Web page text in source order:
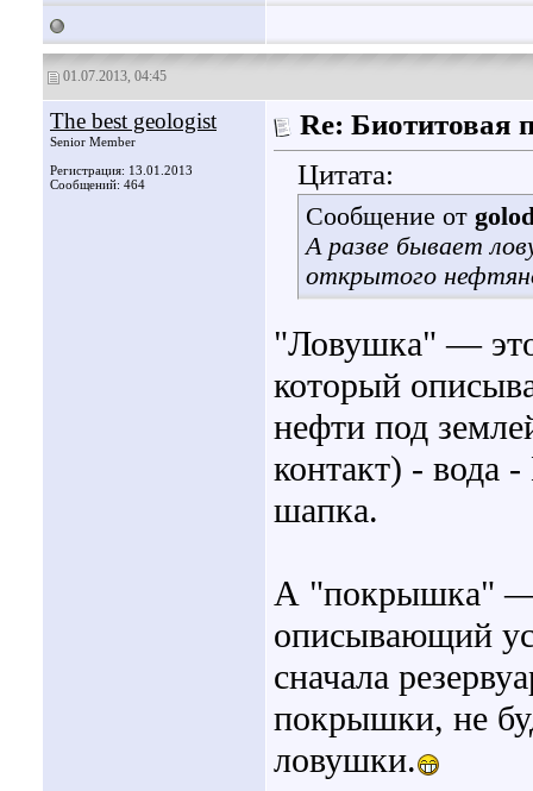
01.07.2013, 04:45
The best geologist
Senior Member
Регистрация: 13.01.2013
Сообщений: 464
Re: Биотитовая
Цитата:
Сообщение от
А разве бывает
открытого
"Ловушка" —
который
нефти под
контакт) - вода
шапка.
А "покрышка" —
описывающий
сначала
покрышки, не
ловушки.